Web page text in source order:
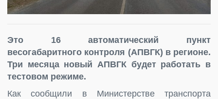
Это 16 автоматический пункт
весогабаритного контроля (АПВГК) в регионе.
Три месяца новый АПВГК будет работать в
тестовом режиме.
Как сообщили в Министерстве транспорта